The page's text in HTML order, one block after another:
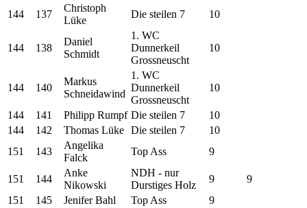
144 137
Christoph
Lüke
Die steilen 7 10
144 138
Daniel
Schmidt
1. WC
Dunnerkeil
Grossneuscht
10
144 140
Markus
Schneidawind
1. WC
Dunnerkeil
Grossneuscht
10
144 141 Philipp Rumpf Die steilen 7
10
144
142 Thomas Lüke Die steilen 7
10
151
143
Angelika
Falck
Top Ass 9
151 144
Anke
Nikowski
NDH - nur
Durstiges Holz
9
9
151
145 Jenifer Bahl Top Ass
9